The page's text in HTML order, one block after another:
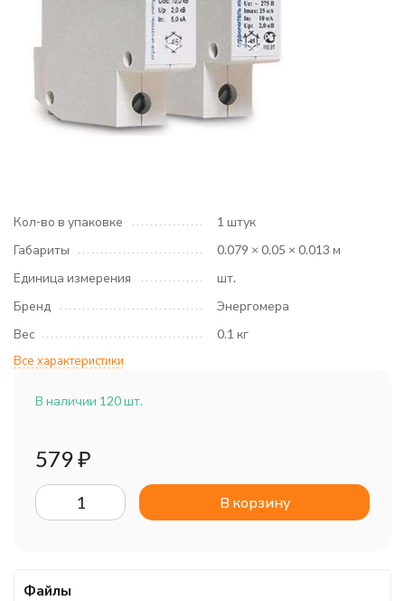
Кол-во в упаковке
1 штук
Габариты
0.079 × 0.05 × 0.013 м
Единица измерения
шт.
Бренд
Энергомера
Вес
0.1 кг
Все характеристики
В наличии 120 шт.
579₽
В корзину
Файлы